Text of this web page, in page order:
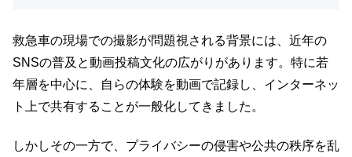
救急車の現場での撮影が問題視される背景には、近年の
SNSの普及と動画投稿文化の広がりがあります。特に若
年層を中心に、自らの体験を動画で記録し、インターネッ
ト上で共有することが一般化してきました。
しかしその一方で、プライバシーの侵害や公共の秩序を乱